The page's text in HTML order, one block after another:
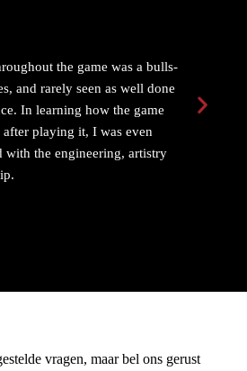
the game was a bulls-
and rarely seen as well done
In learning how the game
playing it, I was even
with the engineering, artistry
vragen, maar bel ons gerust